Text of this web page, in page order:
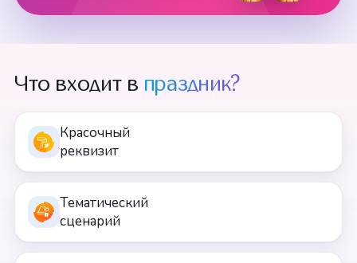
Что входит в праздник?
Красочный
реквизит
Тематический
сценарий